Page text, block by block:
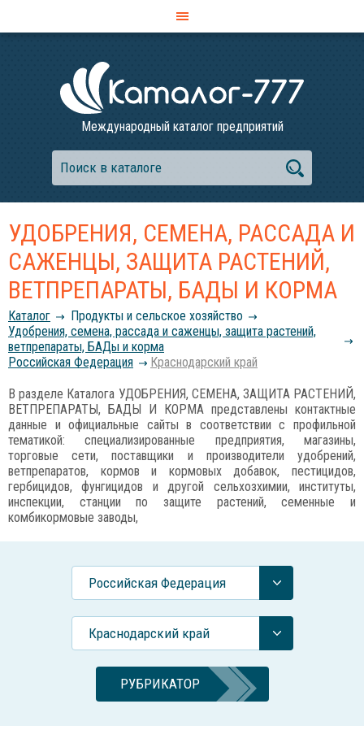
Международный каталог предприятий
УДОБРЕНИЯ, СЕМЕНА, РАССАДА И
САЖЕНЦЫ, ЗАЩИТА РАСТЕНИЙ,
ВЕТПРЕПАРАТЫ, БАДЫ И КОРМА
Каталог
Продукты и сельское хозяйство
Удобрения, семена, рассада и саженцы, защита растений,
ветпрепараты, БАДы и корма
Российcкая Федерация
Краснодарский край
В разделе Каталога УДОБРЕНИЯ, СЕМЕНА, ЗАЩИТА РАСТЕНИЙ,
ВЕТПРЕПАРАТЫ, БАДЫ И КОРМА представлены контактные
данные и официальные сайты в соответствии с профильной
тематикой: специализированные предприятия, магазины,
торговые сети, поставщики и производители удобрений,
ветпрепаратов, кормов и кормовых добавок, пестицидов,
гербицидов, фунгицидов и другой сельхозхимии, институты,
инспекции, станции по защите растений, семенные и
комбикормовые заводы,
Российcкая Федерация
Краснодарский край
РУБРИКАТОР